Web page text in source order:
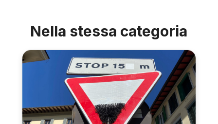
Nella stessa categoria